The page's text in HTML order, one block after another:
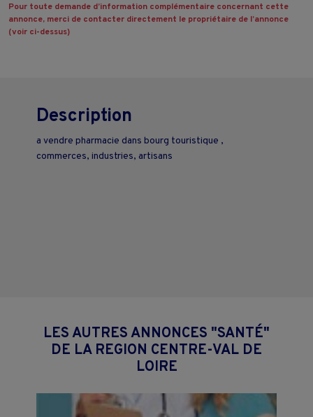
Pour toute demande d’information complémentaire concernant cette
annonce, merci de contacter directement le propriétaire de l’annonce
(voir ci-dessus)
Description
a vendre pharmacie dans bourg touristique ,
commerces, industries, artisans
LES AUTRES ANNONCES "SANTÉ"
DE LA REGION CENTRE-VAL DE
LOIRE